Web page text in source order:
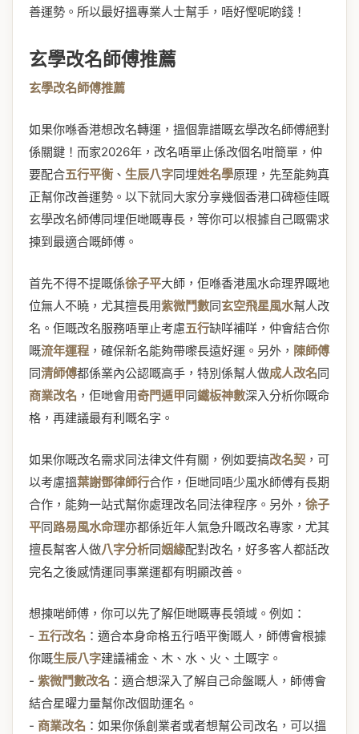
善運勢。所以最好搵專業人士幫手，唔好慳呢啲錢！
玄學改名師傅推薦
玄學改名師傅推薦
如果你喺香港想改名轉運，搵個靠譜嘅玄學改名師傅絕對
係關鍵！而家2026年，改名唔單止係改個名咁簡單，仲
要配合五行平衡、 生辰八字同埋姓名學原理，先至能夠真
正幫你改善運勢。以下就同大家分享幾個香港口碑極佳嘅
玄學改名師傅同埋佢哋嘅專長，等你可以根據自己嘅需求
揀到最適合嘅師傅。
首先不得不提嘅係徐子平大師，佢喺香港風水命理界嘅地
位無人不曉，尤其擅長用紫微鬥數同玄空飛星風水幫人改
名。佢嘅改名服務唔單止考慮五行缺咩補咩，仲會結合你
嘅流年運程 ，確保新名能夠帶嚟長遠好運。另外， 陳師傅
同清師傅都係業內公認嘅高手，特別係幫人做成人改名同
商業改名 ，佢哋會用奇門遁甲同鐵板神數深入分析你嘅命
格，再建議最有利嘅名字。
如果你嘅改名需求同法律文件有關，例如要搞改名契 ，可
以考慮搵葉謝鄧律師行合作，佢哋同唔少風水師傅有長期
合作，能夠一站式幫你處理改名同法律程序。另外， 徐子
平同路易風水命理亦都係近年人氣急升嘅改名專家，尤其
擅長幫客人做八字分析同姻緣配對改名，好多客人都話改
完名之後感情運同事業運都有明顯改善。
想揀啱師傅，你可以先了解佢哋嘅專長領域。例如：
- 五行改名 ：適合本身命格五行唔平衡嘅人，師傅會根據
你嘅生辰八字建議補金、木、水、火、土嘅字。
- 紫微鬥數改名 ：適合想深入了解自己命盤嘅人，師傅會
結合星曜力量幫你改個助運名。
- 商業改名 ：如果你係創業者或者想幫公司改名，可以搵